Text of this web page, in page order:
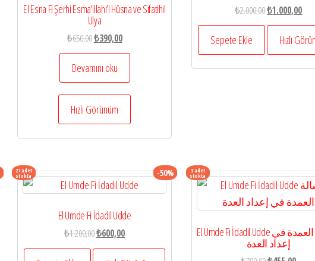
El Esna Fi Şerhi Esma’illahi’l Hüsna ve Sıfatihil
Ulya
₺650,00Orijinal
fiyat:
₺650,00.
₺390,00Şu
andaki
₺390,00.
Devamını oku
Hızlı Görünüm
₺2.000,00Orijinal
fiyat:
₺2.000,00.
₺1.000,00Şu
fiyat:
Sepete Ekle Hızlı
27 adet
stokta -50%
El Umde Fi İdadil Udde
₺1.200,00Orijinal
fiyat:
₺600,00Şu
andaki
3 adet
stokta
El Umde Fi İdadil Udde رسالة العمدة في
إعداد العدة